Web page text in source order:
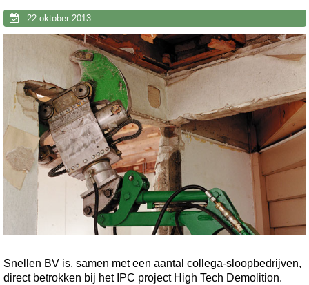
22 oktober 2013
Snellen BV is, samen met een aantal collega-sloopbedrijven,
direct betrokken bij het IPC project High Tech Demolition.